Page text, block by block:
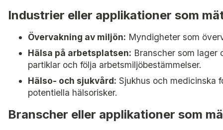
Industrier eller applikationer som
Övervakning av miljön: Myndigheter som
Hälsa på arbetsplatsen: Branscher som
partiklar och följa arbetsmiljöbestämmelser.
Hälso- och sjukvård: Sjukhus och medicinska
potentiella hälsorisker.
Branscher eller applikationer som